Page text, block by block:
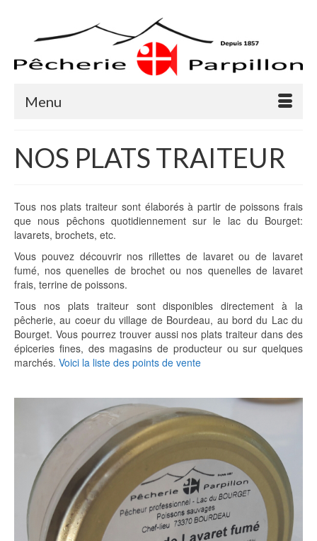
Menu
NOS PLATS TRAITEUR
Tous nos plats traiteur sont élaborés à partir de poissons frais
que nous pêchons quotidiennement sur le lac du Bourget:
lavarets, brochets, etc.
Vous pouvez découvrir nos rillettes de lavaret ou de lavaret
fumé, nos quenelles de brochet ou nos quenelles de lavaret
frais, terrine de poissons.
Tous nos plats traiteur sont disponibles directement à la
pêcherie, au coeur du village de Bourdeau, au bord du Lac du
Bourget. Vous pourrez trouver aussi nos plats traiteur dans des
épiceries fines, des magasins de producteur ou sur quelques
marchés. Voici la liste des points de vente